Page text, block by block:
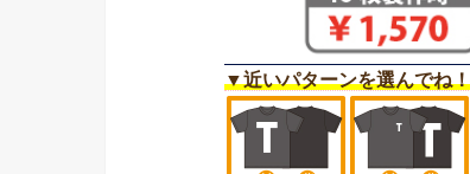
▼近いパターンを選んでね！